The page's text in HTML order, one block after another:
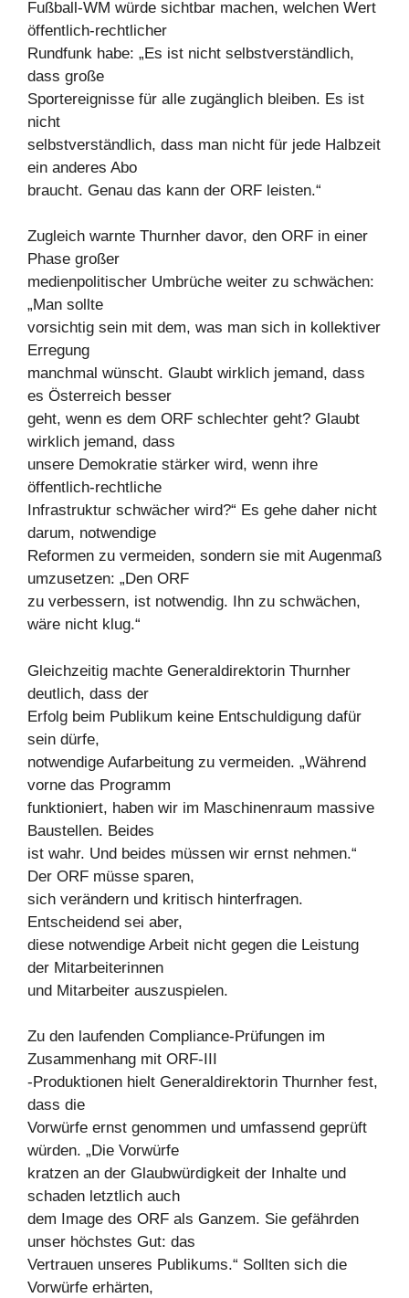
Fußball-WM würde sichtbar machen, welchen Wert
öffentlich-rechtlicher
Rundfunk habe: „Es ist nicht selbstverständlich,
dass große
Sportereignisse für alle zugänglich bleiben. Es ist
nicht
selbstverständlich, dass man nicht für jede Halbzeit
ein anderes Abo
braucht. Genau das kann der ORF leisten.“
Zugleich warnte Thurnher davor, den ORF in einer
Phase großer
medienpolitischer Umbrüche weiter zu schwächen:
„Man sollte
vorsichtig sein mit dem, was man sich in kollektiver
Erregung
manchmal wünscht. Glaubt wirklich jemand, dass
es Österreich besser
geht, wenn es dem ORF schlechter geht? Glaubt
wirklich jemand, dass
unsere Demokratie stärker wird, wenn ihre
öffentlich-rechtliche
Infrastruktur schwächer wird?“ Es gehe daher nicht
darum, notwendige
Reformen zu vermeiden, sondern sie mit Augenmaß
umzusetzen: „Den ORF
zu verbessern, ist notwendig. Ihn zu schwächen,
wäre nicht klug.“
Gleichzeitig machte Generaldirektorin Thurnher
deutlich, dass der
Erfolg beim Publikum keine Entschuldigung dafür
sein dürfe,
notwendige Aufarbeitung zu vermeiden. „Während
vorne das Programm
funktioniert, haben wir im Maschinenraum massive
Baustellen. Beides
ist wahr. Und beides müssen wir ernst nehmen.“
Der ORF müsse sparen,
sich verändern und kritisch hinterfragen.
Entscheidend sei aber,
diese notwendige Arbeit nicht gegen die Leistung
der Mitarbeiterinnen
und Mitarbeiter auszuspielen.
Zu den laufenden Compliance-Prüfungen im
Zusammenhang mit ORF-III
-Produktionen hielt Generaldirektorin Thurnher fest,
dass die
Vorwürfe ernst genommen und umfassend geprüft
würden. „Die Vorwürfe
kratzen an der Glaubwürdigkeit der Inhalte und
schaden letztlich auch
dem Image des ORF als Ganzem. Sie gefährden
unser höchstes Gut: das
Vertrauen unseres Publikums.“ Sollten sich die
Vorwürfe erhärten,